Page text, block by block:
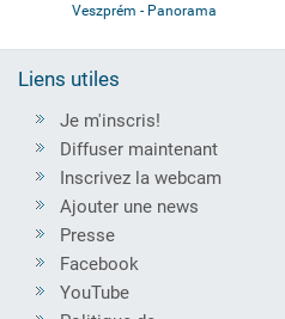
Veszprém - Panorama
Liens utiles
Je m'inscris!
Diffuser maintenant
Inscrivez la webcam
Ajouter une news
Presse
Facebook
YouTube